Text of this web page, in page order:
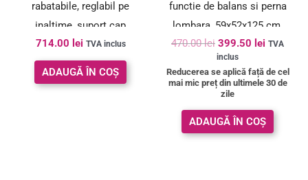
rabatabile, reglabil pe
inaltime, suport cap
ajustabil, 70x70x137 cm,
negru
714.00 lei TVA inclus
ADAUGĂ ÎN COȘ
functie de balans si perna
lombara, 59x52x125 cm,
negru
470.00lei 399.50 lei TVA
inclus
Reducerea se aplică față de cel
mai mic preț din ultimele 30 de
zile
ADAUGĂ ÎN COȘ